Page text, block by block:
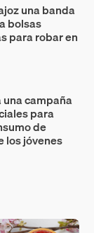
una banda
bolsas
para robar en
una campaña
para
de
los jóvenes